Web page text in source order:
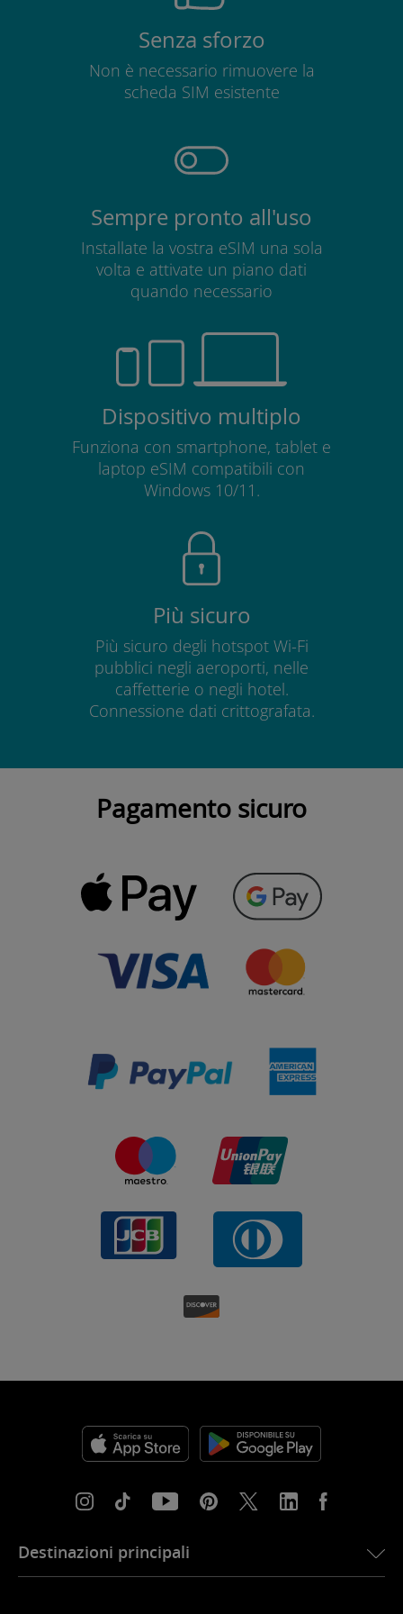
Senza sforzo
Non è necessario rimuovere la
scheda SIM esistente
Sempre pronto all'uso
Installate la vostra eSIM una sola
volta e attivate un piano dati
quando necessario
Dispositivo multiplo
Funziona con smartphone, tablet e
laptop eSIM compatibili con
Windows 10/11.
Più sicuro
Più sicuro degli hotspot Wi-Fi
pubblici negli aeroporti, nelle
caffetterie o negli hotel.
Connessione dati crittografata.
Pagamento sicuro
Destinazioni principali